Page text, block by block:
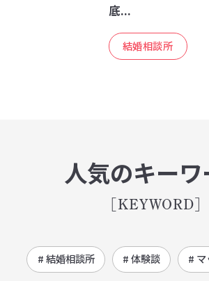
底...
結婚相談所
人気のキーワ
[KEYWORD]
# 結婚相談所 # 体験談 # マ